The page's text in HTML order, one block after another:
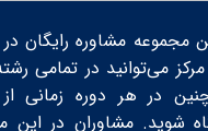
مجموعه مشاوره رایگان
می‌توانید در تمامی
در هر دوره زمانی
شوید. مشاوران در